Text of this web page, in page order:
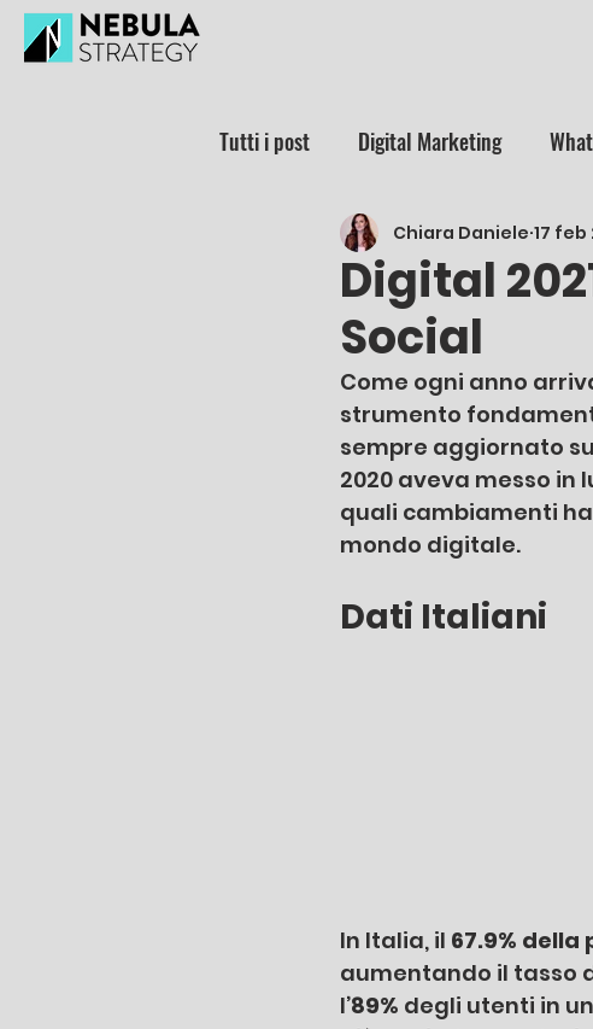
Tutti i post Digital Marketing
Digital
Social
Chiara Daniele 17 feb
Come ogni anno
strumento
sempre aggiornato
2020 aveva messo in
quali cambiamenti
mondo digitale.
Dati Italiani
In Italia, il 67.9% della
aumentando il tasso
l’89% degli utenti in